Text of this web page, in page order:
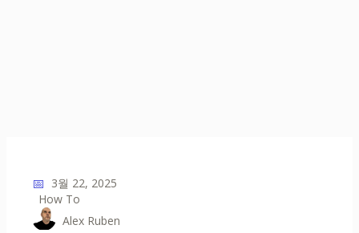
📅 3월 22, 2025
How To
Alex Ruben